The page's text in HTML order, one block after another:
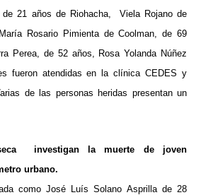
21 años de Riohacha, Viela Rojano de
Rosario Pimienta de Coolman, de 69
Perea, de 52 años, Rosa Yolanda Núñez
fueron atendidas en la clínica CEDES y
de las personas heridas presentan un
investigan la muerte de joven
urbano.
como José Luís Solano Asprilla de 28